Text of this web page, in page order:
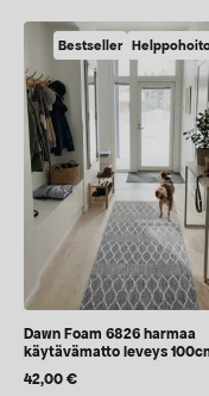
useampi
muunnelma.
Voit
tehdä
valinnat
tuotteen
sivulla.
Bestseller
Dawn Foam 6826 harmaa
käytävämatto leveys
42,00€
Kyllä,
Uutiskirjeen tilaamalla sallit